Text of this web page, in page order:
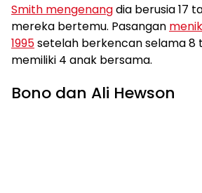
Smith mengenangdia berusia 17
mereka bertemu. Pasangan
1995setelah berkencan selama 8
memiliki 4 anak bersama.
Bono dan Ali Hewson